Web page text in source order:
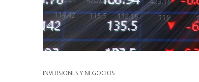
INVERSIONES Y NEGOCIOS